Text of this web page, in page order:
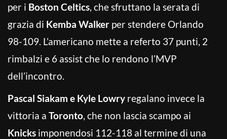
per i Boston Celtics, che sfruttano la serata di
grazia di Kemba Walker per stendere Orlando
98-109. L’americano mette a referto 37 punti, 2
rimbalzi e 6 assist che lo rendono l’MVP
dell’incontro.
Pascal Siakam e Kyle Lowry regalano invece la
vittoria a Toronto, che non lascia scampo ai
Knicks imponendosi 112-118 al termine di una